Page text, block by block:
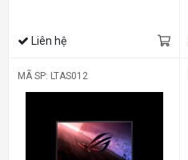
Liên hệ
MÃ SP: LTAS012